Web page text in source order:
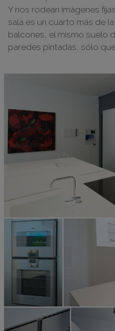
Y nos rodean imágenes
sala es un cuarto más de
balcones, el mismo suelo
paredes pintadas, sólo